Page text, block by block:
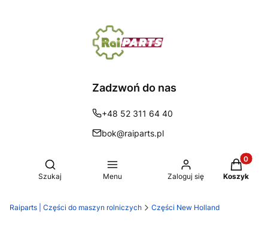
Zadzwoń do nas
+48 52 311 64 40
bok@raiparts.pl
Otwórz wyszukiwarkę
Szukaj Menu Zaloguj się Koszyk
Raiparts | Części do maszyn rolniczych Części New Holland